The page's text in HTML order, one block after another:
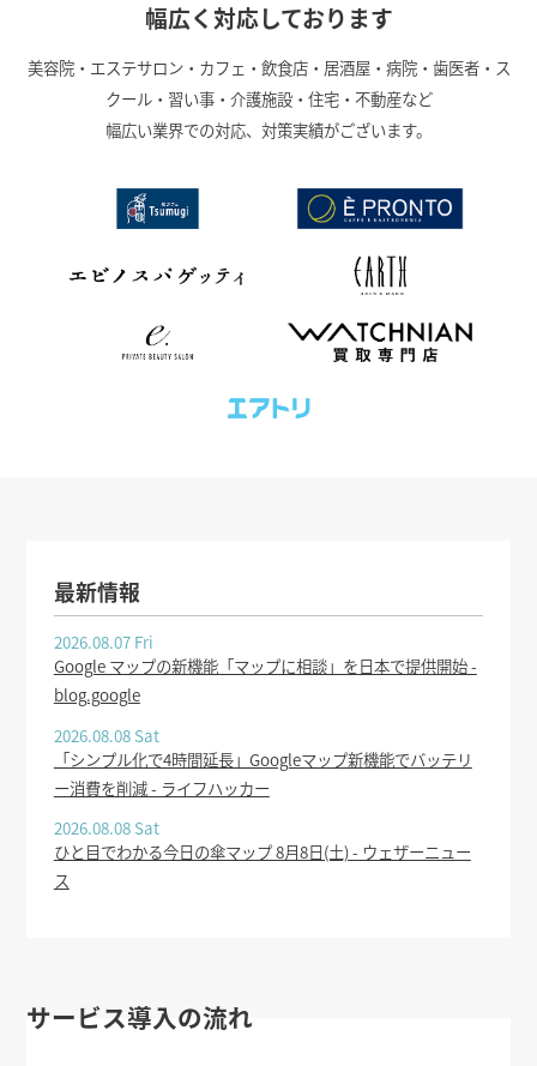
幅広く対応しております
美容院・エステサロン・カフェ・飲食店・居酒屋・病院・歯医者・ス
クール・習い事・介護施設・住宅・不動産など
幅広い業界での対応、対策実績がございます。
最新情報
2026.08.07 Fri
Google マップの新機能「マップに相談」を日本で提供開始 -
blog.google
2026.08.08 Sat
「シンプル化で4時間延長」Googleマップ新機能でバッテリ
ー消費を削減 - ライフハッカー
2026.08.08 Sat
ひと目でわかる今日の傘マップ 8月8日(土) - ウェザーニュー
ス
サービス導入の流れ